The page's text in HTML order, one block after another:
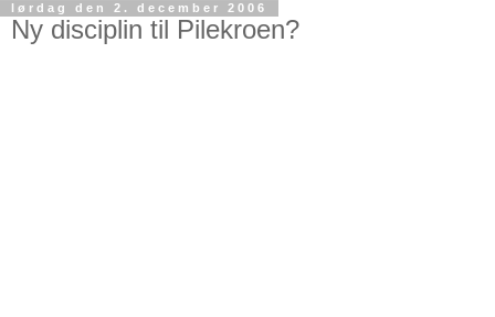
lørdag den 2. december 2006
Ny disciplin til Pilekroen?